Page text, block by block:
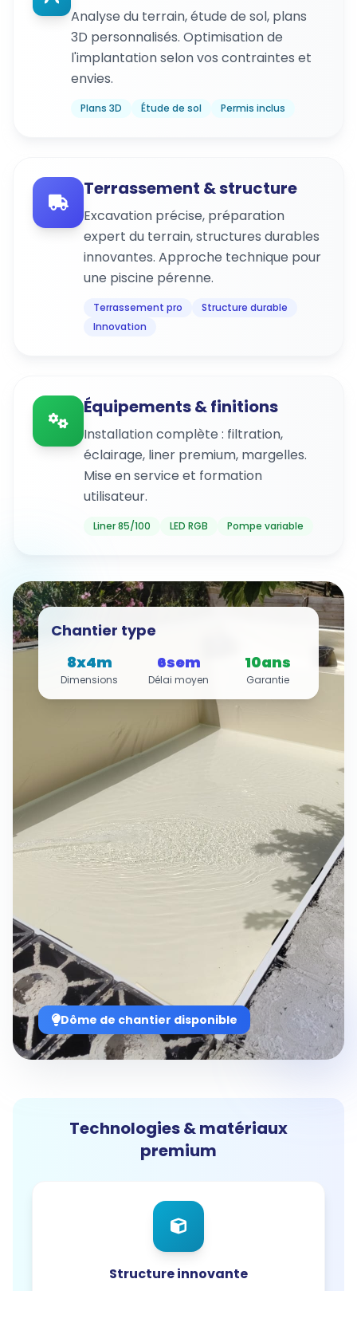
Analyse du terrain, étude de sol, plans
3D personnalisés. Optimisation de
l'implantation selon vos contraintes et
envies.
Plans 3D Étude de sol Permis inclus
Terrassement & structure
Excavation précise, préparation
expert du terrain, structures durables
innovantes. Approche technique pour
une piscine pérenne.
Terrassement pro
Structure durable
Innovation
Équipements & finitions
Installation complète : filtration,
éclairage, liner premium, margelles.
Mise en service et formation
utilisateur.
Liner 85/100 LED RGB Pompe variable
Chantier type
8x4m
Dimensions
6sem
Délai moyen
10ans
Garantie
Dôme de chantier disponible
Technologies & matériaux
premium
Structure innovante